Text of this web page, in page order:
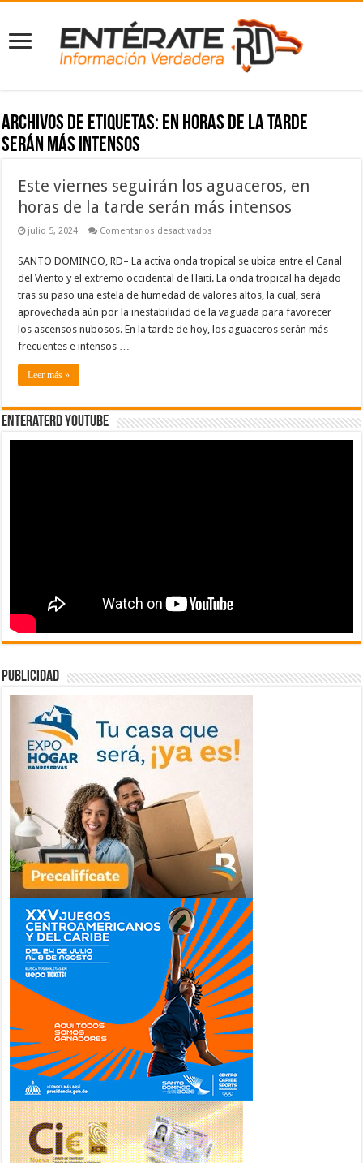
Archivos de etiquetas: en horas de la tarde
serán más intensos
Este viernes seguirán los aguaceros, en
horas de la tarde serán más intensos
julio 5, 2024 Comentarios desactivados
seguirán
los
aguaceros,
en
de
la
tarde
SANTO DOMINGO, RD– La activa onda tropical se ubica entre el Canal
del Viento y el extremo occidental de Haití. La onda tropical ha dejado
tras su paso una estela de humedad de valores altos, la cual, será
aprovechada aún por la inestabilidad de la vaguada para favorecer
los ascensos nubosos. En la tarde de hoy, los aguaceros serán más
frecuentes e intensos …
Leer más »
EnterateRD YOUTUBE
publicidad